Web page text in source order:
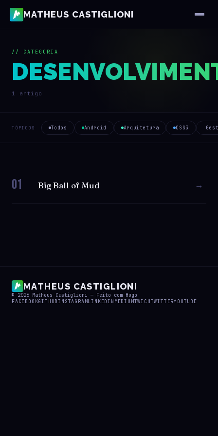
MATHEUS CASTIGLIONI
// CATEGORIA
1 artigo
TÓPICOS Todos Android Arquitetura CSS3
01 Big Ball of Mud →
MATHEUS CASTIGLIONI
© 2026 Matheus Castiglioni — Feito com Hugo
FACEBOOKGITHUBINSTAGRAMLINKEDIN MEDIUMTWICHTWITTERYOUTUBE